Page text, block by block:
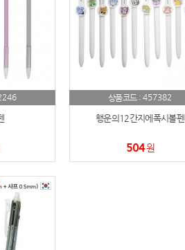
상품코드 : 457382
행운의12간지에폭시볼펜
504원